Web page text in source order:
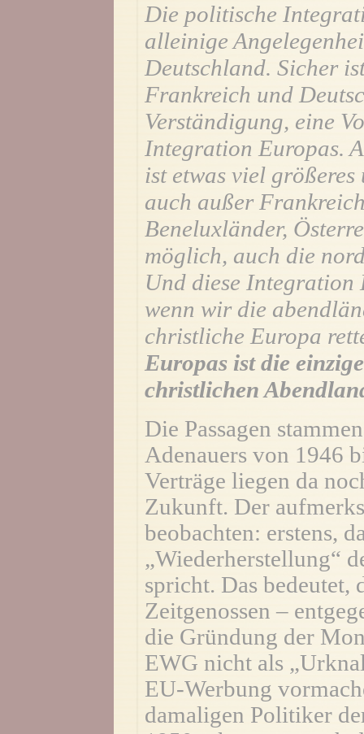
Die politische
alleinige
Deutschland. Sicher
Frankreich und
Verständigung, eine
Integration Europas.
ist etwas viel
auch außer
Beneluxländer,
möglich, auch die
Und diese Integration
wenn wir die
christliche Europa
Europas ist die
christlichen
Die Passagen
Adenauers von 1946
Verträge liegen da
Zukunft. Der
beobachten: erstens,
„Wiederherstellung“
spricht. Das bedeutet,
Zeitgenossen –
die Gründung der
EWG nicht als
EU-Werbung
damaligen Politiker